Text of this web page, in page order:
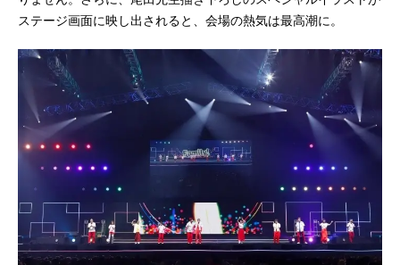
ステージ画面に映し出されると、会場の熱気は最高潮に。